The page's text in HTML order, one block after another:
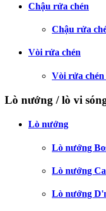
Chậu rửa chén
Chậu rửa
Vòi rửa chén
Vòi rửa chén
Lò nướng / lò vi
Lò nướng
Lò nướng
Lò nướng
Lò nướng